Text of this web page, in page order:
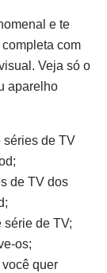
e te
com
Veja só o
aparelho
séries de TV
de TV dos
série de TV;
os;
quer